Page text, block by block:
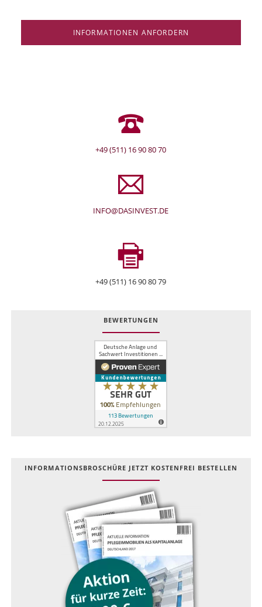
INFORMATIONEN ANFORDERN
+49 (511) 16 90 80 70
INFO@DASINVEST.DE
+49 (511) 16 90 80 79
BEWERTUNGEN
INFOR­MATIONS­BROSCHÜRE JETZT KOSTEN­FREI BESTELLEN